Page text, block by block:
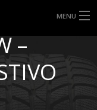
MENU
RPB
–